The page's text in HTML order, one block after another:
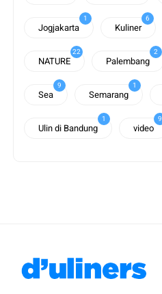
Jogjakarta
1
Kuliner
6
NATURE
22
Palembang
2
Sea
9
Semarang
1
Ulin di Bandung
1
video
9